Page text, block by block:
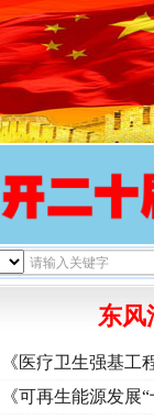
东风
《医疗卫生强基工
《可再生能源发展